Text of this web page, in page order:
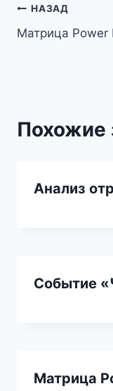
Навигация
по
НАЗАД
Матрица Power
Похожие
Анализ
Событие
Матрица